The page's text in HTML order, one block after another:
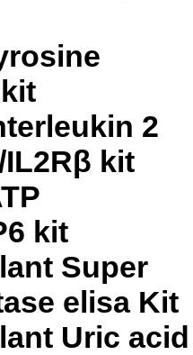
2
kit
kit
Super
elisa Kit
Uric acid